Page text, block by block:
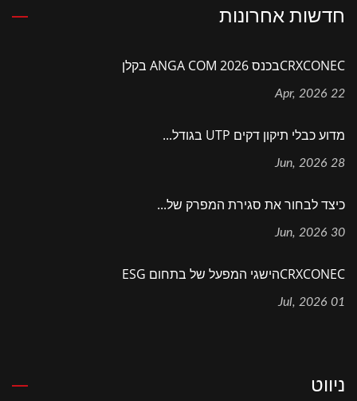
חדשות אחרונות
CRXCONECבכנס ANGA COM 2026 בקלן
22 Apr, 2026
מדוע כבלי תיקון דקים UTP בגודל...
28 Jun, 2026
כיצד לבחור את סגירת המפרק של...
30 Jun, 2026
CRXCONECהישגי המפעל של בתחום ESG
01 Jul, 2026
ניווט